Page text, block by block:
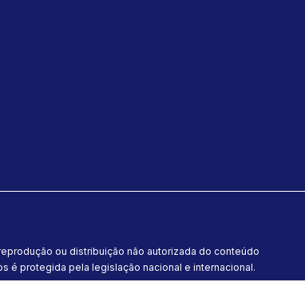
ou distribuição não autorizada do conteúdo
é protegida pela legislação nacional e internacional.